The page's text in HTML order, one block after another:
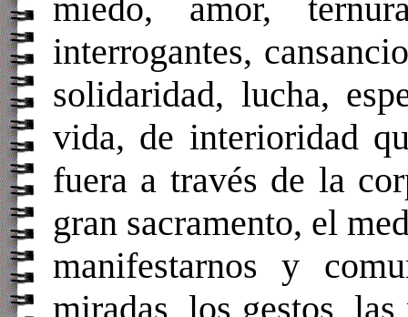
miedo, amor,
interrogantes,
solidaridad, lucha,
vida, de interioridad
fuera a través de la
gran sacramento, el
manifestarnos y
miradas, los gestos,